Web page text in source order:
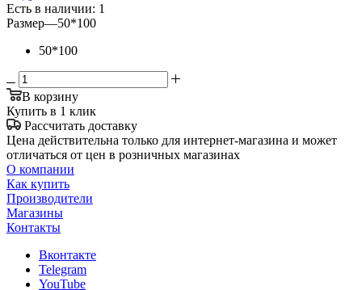
Есть в наличии: 1
Размер—50*100
50*100
В корзину
Купить в 1 клик
Рассчитать доставку
Цена действительна только для интернет-магазина и может
отличаться от цен в розничных магазинах
О компании
Как купить
Производители
Магазины
Контакты
Вконтакте
Telegram
YouTube